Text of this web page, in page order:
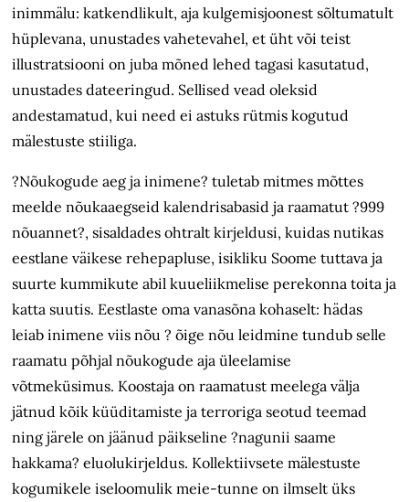
inimmälu: katkendlikult, aja kulgemisjoonest sõltumatult
hüplevana, unustades vahetevahel, et üht või teist
illustratsiooni on juba mõned lehed tagasi kasutatud,
unustades dateeringud. Sellised vead oleksid
andestamatud, kui need ei astuks rütmis kogutud
mälestuste stiiliga.
?Nõukogude aeg ja inimene? tuletab mitmes mõttes
meelde nõukaaegseid kalendrisabasid ja raamatut ?999
nõuannet?, sisaldades ohtralt kirjeldusi, kuidas nutikas
eestlane väikese rehepapluse, isikliku Soome tuttava ja
suurte kummikute abil kuueliikmelise perekonna toita ja
katta suutis. Eestlaste oma vanasõna kohaselt: hädas
leiab inimene viis nõu ? õige nõu leidmine tundub selle
raamatu põhjal nõukogude aja üleelamise
võtmeküsimus. Koostaja on raamatust meelega välja
jätnud kõik küüditamiste ja terroriga seotud teemad
ning järele on jäänud päikseline ?nagunii saame
hakkama? eluolukirjeldus. Kollektiivsete mälestuste
kogumikele iseloomulik meie-tunne on ilmselt üks